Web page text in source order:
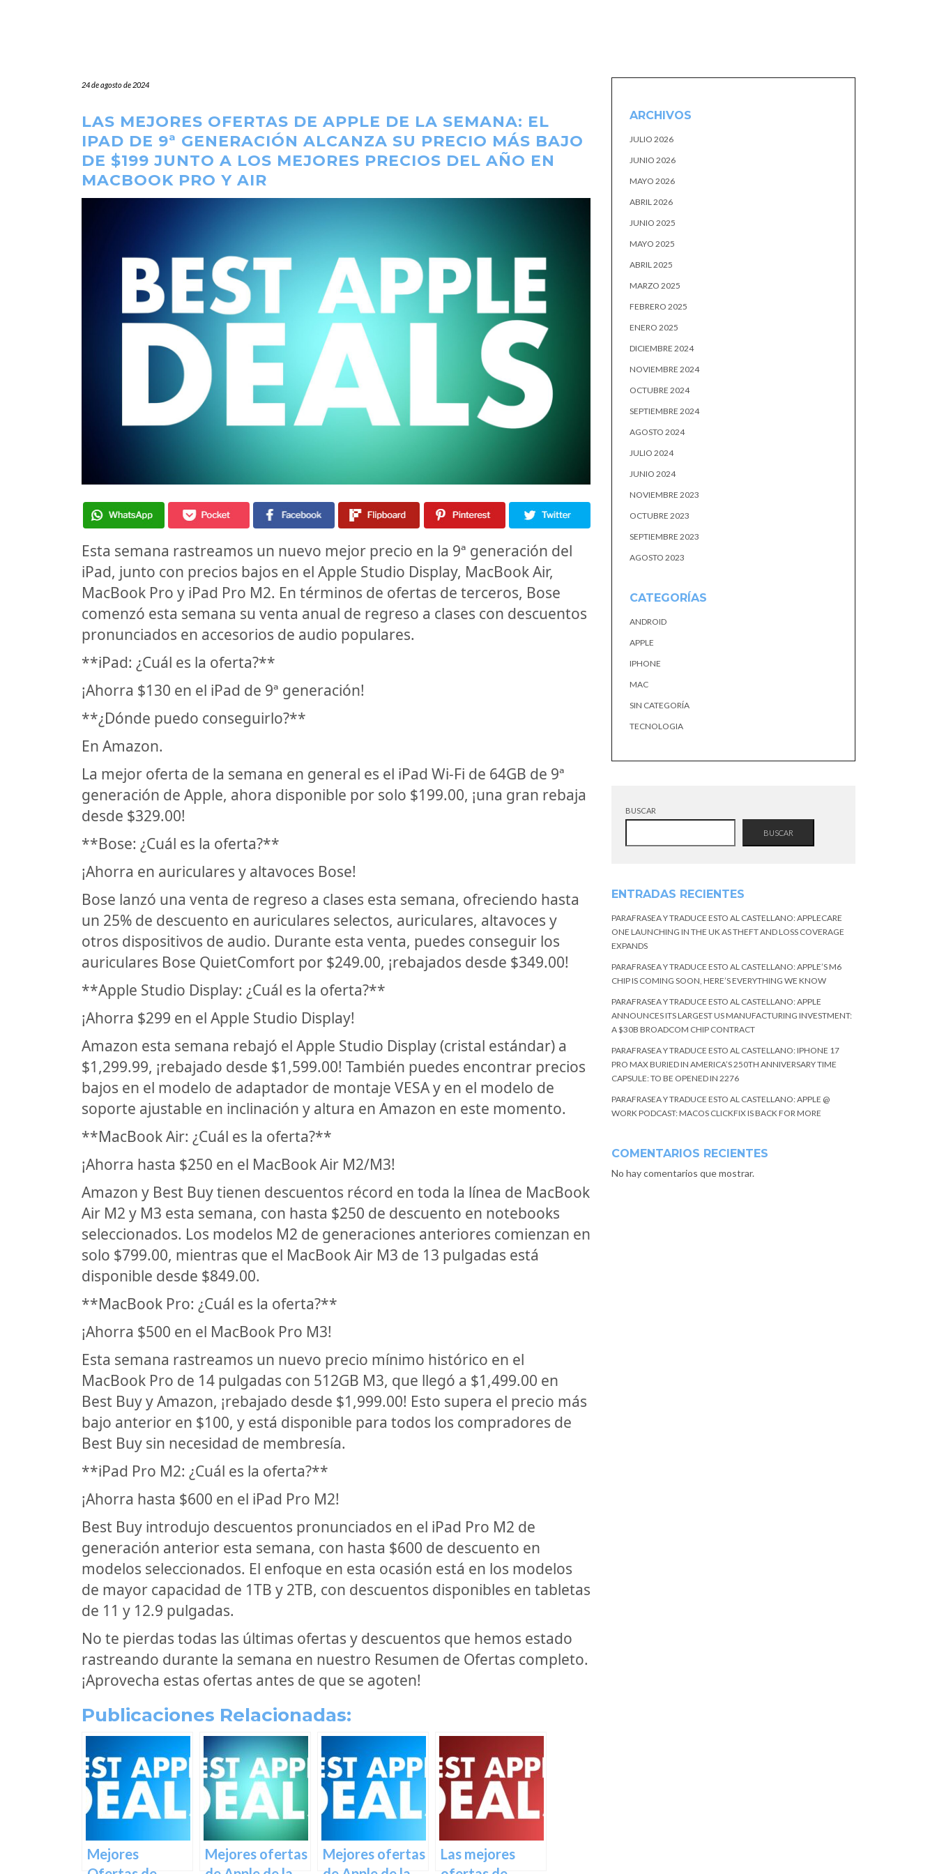
24 de agosto de 2024
LAS MEJORES OFERTAS DE APPLE DE LA SEMANA: EL
IPAD DE 9ª GENERACIÓN ALCANZA SU PRECIO MÁS BAJO
DE $199 JUNTO A LOS MEJORES PRECIOS DEL AÑO EN
MACBOOK PRO Y AIR
Esta semana rastreamos un nuevo mejor precio en la 9ª generación del
iPad, junto con precios bajos en el Apple Studio Display, MacBook Air,
MacBook Pro y iPad Pro M2. En términos de ofertas de terceros, Bose
comenzó esta semana su venta anual de regreso a clases con descuentos
pronunciados en accesorios de audio populares.
**iPad: ¿Cuál es la oferta?**
¡Ahorra $130 en el iPad de 9ª generación!
**¿Dónde puedo conseguirlo?**
En Amazon.
La mejor oferta de la semana en general es el iPad Wi-Fi de 64GB de 9ª
generación de Apple, ahora disponible por solo $199.00, ¡una gran rebaja
desde $329.00!
**Bose: ¿Cuál es la oferta?**
¡Ahorra en auriculares y altavoces Bose!
Bose lanzó una venta de regreso a clases esta semana, ofreciendo hasta
un 25% de descuento en auriculares selectos, auriculares, altavoces y
otros dispositivos de audio. Durante esta venta, puedes conseguir los
auriculares Bose QuietComfort por $249.00, ¡rebajados desde $349.00!
**Apple Studio Display: ¿Cuál es la oferta?**
¡Ahorra $299 en el Apple Studio Display!
Amazon esta semana rebajó el Apple Studio Display (cristal estándar) a
$1,299.99, ¡rebajado desde $1,599.00! También puedes encontrar precios
bajos en el modelo de adaptador de montaje VESA y en el modelo de
soporte ajustable en inclinación y altura en Amazon en este momento.
**MacBook Air: ¿Cuál es la oferta?**
¡Ahorra hasta $250 en el MacBook Air M2/M3!
Amazon y Best Buy tienen descuentos récord en toda la línea de MacBook
Air M2 y M3 esta semana, con hasta $250 de descuento en notebooks
seleccionados. Los modelos M2 de generaciones anteriores comienzan en
solo $799.00, mientras que el MacBook Air M3 de 13 pulgadas está
disponible desde $849.00.
**MacBook Pro: ¿Cuál es la oferta?**
¡Ahorra $500 en el MacBook Pro M3!
Esta semana rastreamos un nuevo precio mínimo histórico en el
MacBook Pro de 14 pulgadas con 512GB M3, que llegó a $1,499.00 en
Best Buy y Amazon, ¡rebajado desde $1,999.00! Esto supera el precio más
bajo anterior en $100, y está disponible para todos los compradores de
Best Buy sin necesidad de membresía.
**iPad Pro M2: ¿Cuál es la oferta?**
¡Ahorra hasta $600 en el iPad Pro M2!
Best Buy introdujo descuentos pronunciados en el iPad Pro M2 de
generación anterior esta semana, con hasta $600 de descuento en
modelos seleccionados. El enfoque en esta ocasión está en los modelos
de mayor capacidad de 1TB y 2TB, con descuentos disponibles en tabletas
de 11 y 12.9 pulgadas.
No te pierdas todas las últimas ofertas y descuentos que hemos estado
rastreando durante la semana en nuestro Resumen de Ofertas completo.
¡Aprovecha estas ofertas antes de que se agoten!
Publicaciones Relacionadas:
Mejores
Mejores ofertas
Mejores ofertas
Las mejores
ARCHIVOS
JULIO 2026
JUNIO 2026
MAYO 2026
ABRIL 2026
JUNIO 2025
MAYO 2025
ABRIL 2025
MARZO 2025
FEBRERO 2025
ENERO 2025
DICIEMBRE 2024
NOVIEMBRE 2024
OCTUBRE 2024
SEPTIEMBRE 2024
AGOSTO 2024
JULIO 2024
JUNIO 2024
NOVIEMBRE 2023
OCTUBRE 2023
SEPTIEMBRE 2023
AGOSTO 2023
CATEGORÍAS
ANDROID
APPLE
IPHONE
MAC
SIN CATEGORÍA
TECNOLOGIA
BUSCAR
BUSCAR
ENTRADAS RECIENTES
PARAFRASEA Y TRADUCE ESTO AL CASTELLANO: APPLECARE
ONE LAUNCHING IN THE UK AS THEFT AND LOSS COVERAGE
EXPANDS
PARAFRASEA Y TRADUCE ESTO AL CASTELLANO: APPLE’S M6
CHIP IS COMING SOON, HERE’S EVERYTHING WE KNOW
PARAFRASEA Y TRADUCE ESTO AL CASTELLANO: APPLE
ANNOUNCES ITS LARGEST US MANUFACTURING INVESTMENT:
A $30B BROADCOM CHIP CONTRACT
PARAFRASEA Y TRADUCE ESTO AL CASTELLANO: IPHONE 17
PRO MAX BURIED IN AMERICA’S 250TH ANNIVERSARY TIME
CAPSULE: TO BE OPENED IN 2276
PARAFRASEA Y TRADUCE ESTO AL CASTELLANO: APPLE @
WORK PODCAST: MACOS CLICKFIX IS BACK FOR MORE
COMENTARIOS RECIENTES
No hay comentarios que mostrar.